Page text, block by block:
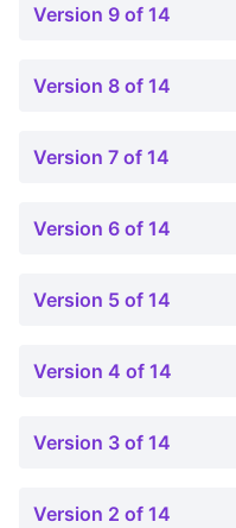
Version 9 of 14
Version 8 of 14
Version 7 of 14
Version 6 of 14
Version 5 of 14
Version 4 of 14
Version 3 of 14
Version 2 of 14